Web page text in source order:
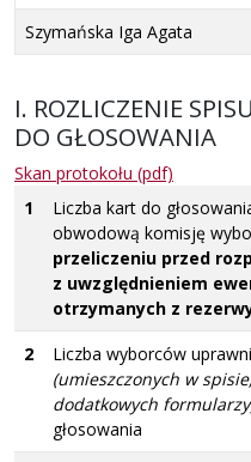
Szymańska Iga Agata
I. ROZLICZENIE
DO GŁOSOWANIA
Skan protokołu (pdf)
1
Liczba kart do
obwodową komisję
przeliczeniu przed
z uwzględnieniem
otrzymanych z
2
Liczba wyborców
(umieszczonych w
dodatkowych
głosowania